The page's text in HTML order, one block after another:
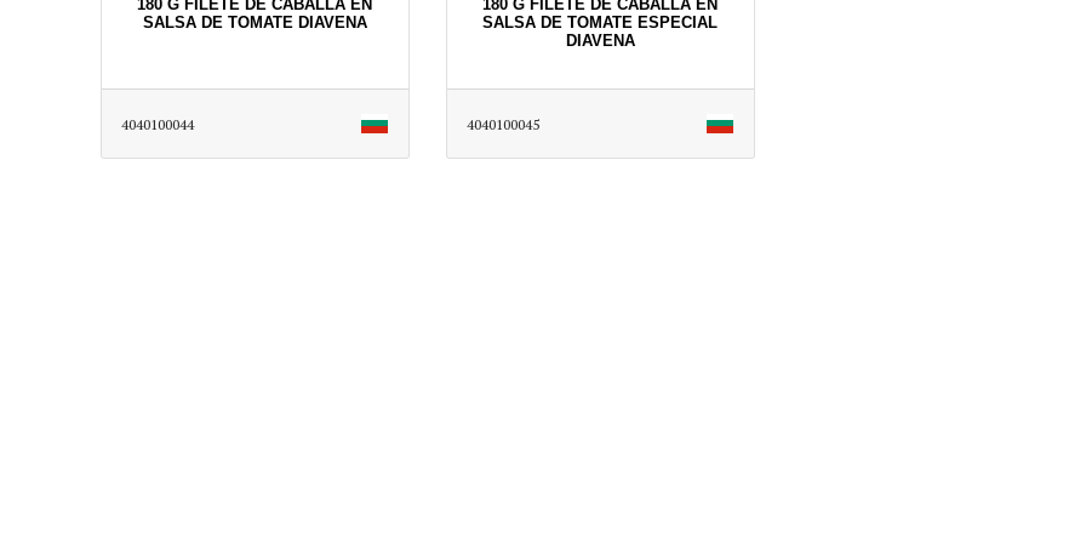
180 G FILETE DE CABALLA EN
SALSA DE TOMATE DIAVENA
4040100044
180 G FILETE DE CABALLA EN
SALSA DE TOMATE ESPECIAL
DIAVENA
4040100045